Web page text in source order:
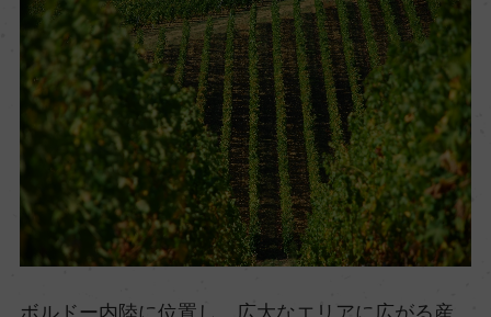
ボルドー内陸に位置し、広大なエリアに広がる産